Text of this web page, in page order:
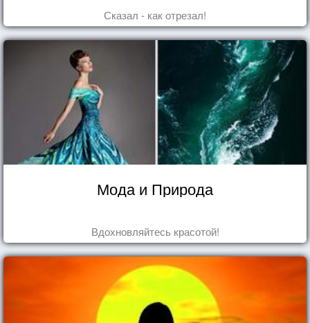
Сказал - как отрезал!
Мода и Природа
Вдохновляйтесь красотой!